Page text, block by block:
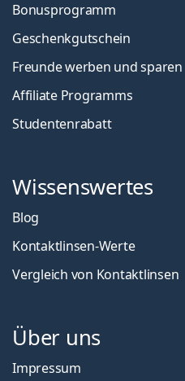
Bonusprogramm
Geschenkgutschein
Freunde werben und sparen
Affiliate Programms
Studentenrabatt
Wissenswertes
Blog
Kontaktlinsen-Werte
Vergleich von Kontaktlinsen
Über uns
Impressum